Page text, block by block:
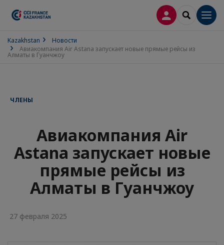
ВХОДSEARCH
Kazakhstan
Новости
Авиакомпания Air Astana запускает новые прямые рейсы из
Алматы в Гуанчжоу
ЧЛЕНЫ
Авиакомпания Air
Astana запускает новые
прямые рейсы из
Алматы в Гуанчжоу
27 февраля 2025